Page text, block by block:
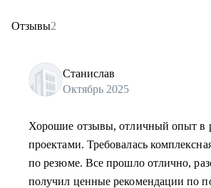
Отзывы2
Станислав
Октябрь 2025
Хорошие отзывы, отличный опыт в
проектами. Требовалась
по резюме. Все прошло отлично,
получил ценные рекомендации по